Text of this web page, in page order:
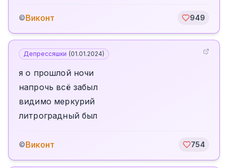
©Виконт 949
Депрессяшки (01.01.2024)
я о прошлой ночи
напрочь всё забыл
видимо меркурий
литроградный был
©Виконт 754